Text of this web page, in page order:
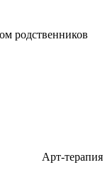
родственников
Арт-терапия